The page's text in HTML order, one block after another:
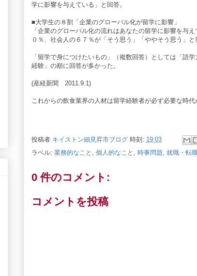
学に影響を与えている」と回答。
■大学生の８割「企業のグローバル化が留学に影響」
「企業のグローバル化の流れはあなたの留学に影響を与
０％、社会人の６７％が「そう思う」「ややそう思う」と
「留学で身につけたいもの」（複数回答）としては「語
経験」の順に回答が多かった。
(産経新聞 2011.9.1)
これからの飲食業界の人材は留学経験者が必ず必要な時
投稿者 キイストン細見昇市ブログ 時刻: 19:03
ラベル: 業務的なこと , 個人的なこと , 時事問題, 就職・転
0 件のコメント:
コメントを投稿